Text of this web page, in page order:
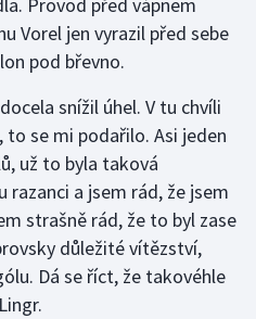
Provod před vápnem
Vorel jen vyrazil před sebe
pod břevno.
snížil úhel. V tu chvíli
se mi podařilo. Asi jeden
už to byla taková
a jsem rád, že jsem
strašně rád, že to byl zase
důležité vítězství,
Dá se říct, že takovéhle